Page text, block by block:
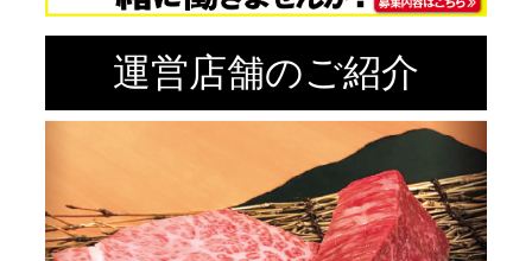
運営店舗のご紹介